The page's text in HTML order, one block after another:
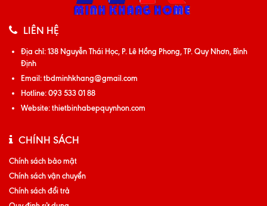
LIÊN HỆ
Địa chỉ:138 Nguyễn Thái Học, P. Lê Hồng Phong, TP. Quy Nhơn, Bình
Định
Email:tbdminhkhang@gmail.com
Hotline:093 533 01 88
Website:thietbinhabepquynhon.com
CHÍNH SÁCH
Chính sách bảo mật
Chính sách vận chuyển
Chính sách đổi trả